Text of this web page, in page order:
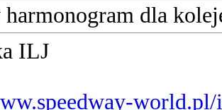
harmonogram dla
ILJ